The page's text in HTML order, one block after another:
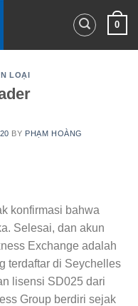
0
LOẠI
BY PHẠM HOÀNG
konfirmasi bahwa
Selesai, dan akun
Exchange adalah
terdaftar di Seychelles
lisensi SD025 dari
Group berdiri sejak